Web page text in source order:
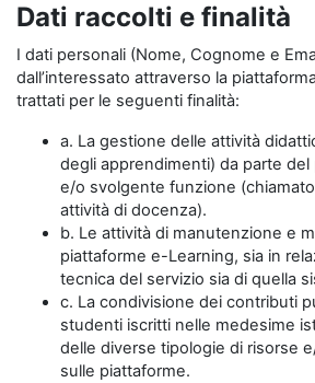
Dati raccolti e finalità
I dati personali (Nome, Cognome e
dall’interessato attraverso la
trattati per le seguenti finalità:
a. La gestione delle attività
degli apprendimenti) da parte
e/o svolgente funzione
attività di docenza).
b. Le attività di manutenzione e
piattaforme e-Learning, sia in
tecnica del servizio sia di quella
c. La condivisione dei contributi
studenti iscritti nelle medesime
delle diverse tipologie di risorse
sulle piattaforme.